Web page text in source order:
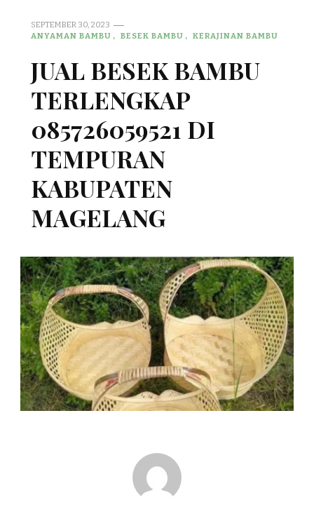
SEPTEMBER 30, 2023
ANYAMAN BAMBU
BESEK BAMBU KERAJINAN BAMBU
JUAL BESEK BAMBU
TERLENGKAP
085726059521 DI
TEMPURAN
KABUPATEN
MAGELANG